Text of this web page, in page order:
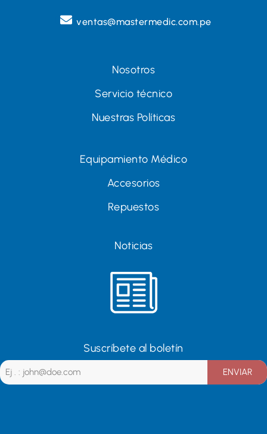
ventas@mastermedic.com.pe
Nosotros
Servicio técnico
Nuestras Políticas
Equipamiento Médico
Accesorios
Repuestos
Noticias
Suscríbete al boletín
ENVIAR